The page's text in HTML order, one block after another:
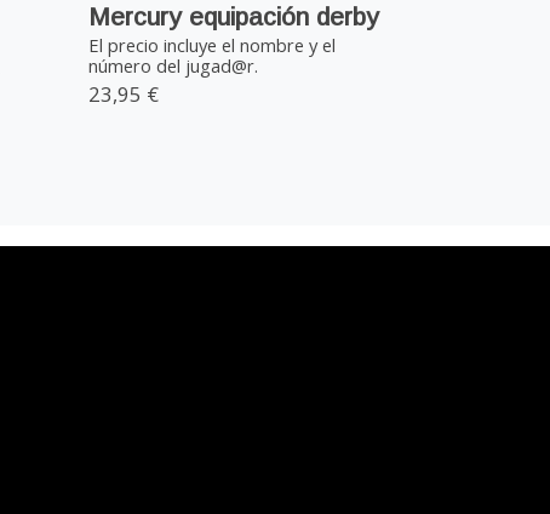
Mercury equipación derby
El precio incluye el nombre y el
número del jugad@r.
23,95 €